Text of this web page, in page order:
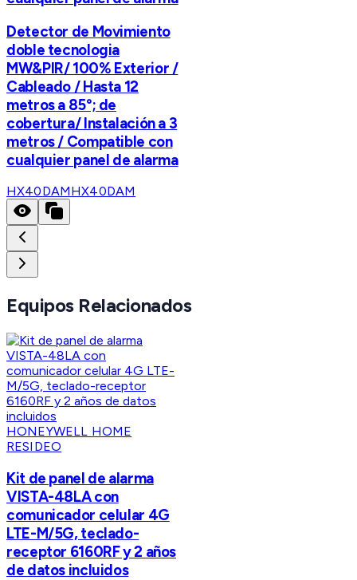
Detector de Movimiento
doble tecnologia
MW&PIR/ 100% Exterior /
Cableado / Hasta 12
metros a 85°; de
cobertura/ Instalación a 3
metros / Compatible con
cualquier panel de alarma
HX40DAMHX40DAM
Equipos Relacionados
HONEYWELL HOME
RESIDEO
Kit de panel de alarma
VISTA-48LA con
comunicador celular 4G
LTE-M/5G, teclado-
receptor 6160RF y 2 años
de datos incluidos